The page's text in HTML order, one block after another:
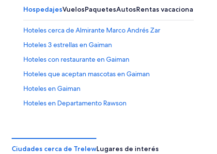
HospedajesVuelosPaquetesAutosRentas vacacionales
Hoteles cerca de Almirante Marco Andrés Zar
Hoteles 3 estrellas en Gaiman
Hoteles con restaurante en Gaiman
Hoteles que aceptan mascotas en Gaiman
Hoteles en Gaiman
Hoteles en Departamento Rawson
Hoteles en Rawson
Ciudades cerca de TrelewLugares de interés